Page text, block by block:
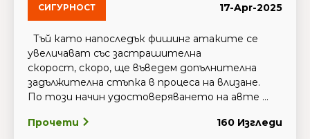
СИГУРНОСТ 17-Apr-2025
Тъй като напоследък фишинг атаките се
увеличават със застрашителна
скорост, скоро, ще въведем допълнителна
задължителна стъпка в процеса на влизане.
По този начин удостоверяването на авте ...
Прочети 160 Изгледи